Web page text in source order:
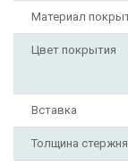
Материал
Цвет покрытия
Вставка
Толщина стержня